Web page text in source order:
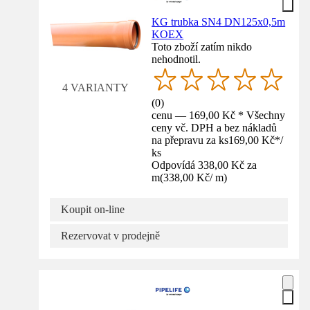
4 VARIANTY
KG trubka SN4 DN125x0,5m
KOEX
Toto zboží zatím nikdo
nehodnotil.
(0)
cenu — 169,00 Kč * Všechny
ceny vč. DPH a bez nákladů
na přepravu za ks169,00 Kč*/
ks
Odpovídá 338,00 Kč za
m(338,00 Kč/ m)
Koupit on-line
Rezervovat v prodejně